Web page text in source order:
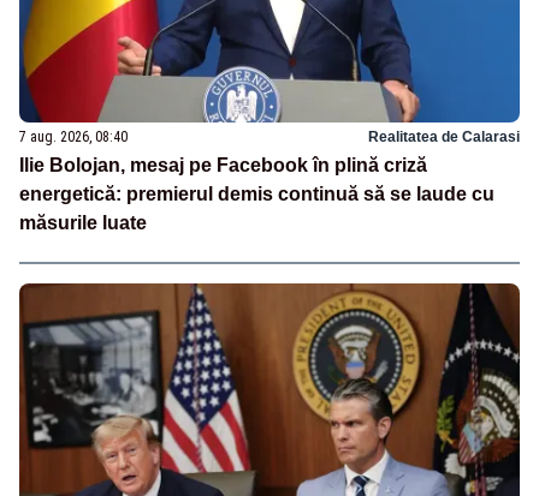
7 aug. 2026, 08:40 Realitatea de Calarasi
Ilie Bolojan, mesaj pe Facebook în plină criză
energetică: premierul demis continuă să se laude cu
măsurile luate